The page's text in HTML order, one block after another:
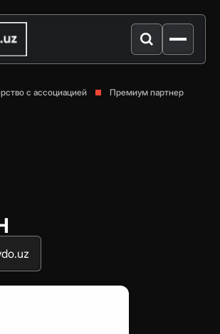
с ассоциацией Премиум партнер